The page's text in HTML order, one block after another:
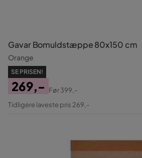
Gavar Bomuldstæppe 80x150 cm
Orange
SE PRISEN!
Pris
269,-
Original
Før399,-
Tidligere laveste pris 269,-